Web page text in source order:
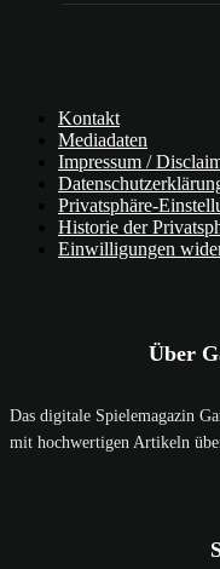
Kontakt
Mediadaten
Impressum /
Privatsphäre-
Historie der
Einwilligungen
Über
Das digitale Spielemagazin
mit hochwertigen Artikeln